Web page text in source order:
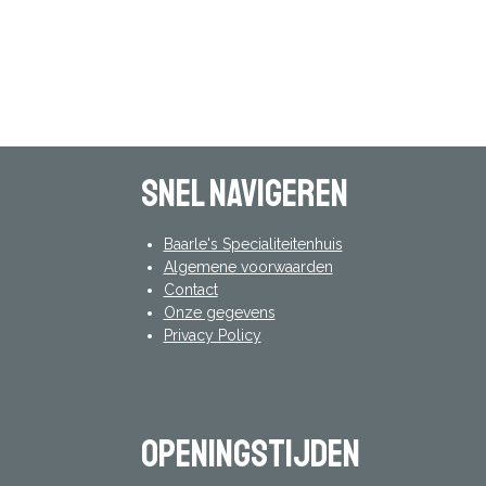
Snel navigeren
Baarle's Specialiteitenhuis
Algemene voorwaarden
Contact
Onze gegevens
Privacy Policy
Openingstijden